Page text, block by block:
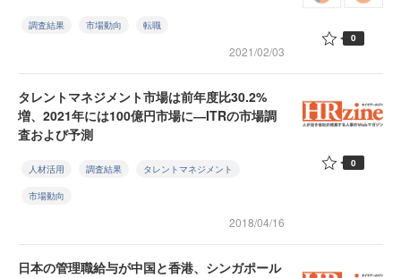
調査結果 市場動向 転職
2021/02/03
0
タレントマネジメント市場は前年度比30.2%
増、2021年には100億円市場に―ITRの市場調
査および予測
人材活用 調査結果 タレントマネジメント
市場動向
2018/04/16
0
日本の管理職給与が中国と香港、シンガポール